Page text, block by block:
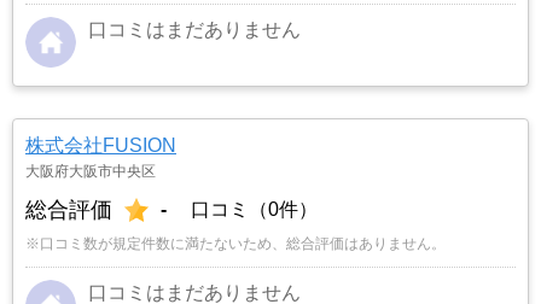
口コミはまだありません
株式会社FUSION
大阪府大阪市中央区
総合評価 - 口コミ（0件）
※口コミ数が規定件数に満たないため、総合評価はありません。
口コミはまだありません